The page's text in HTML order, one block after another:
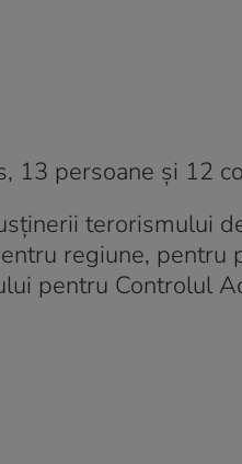
13 persoane și 12
terorismului
regiune, pentru
pentru Controlul